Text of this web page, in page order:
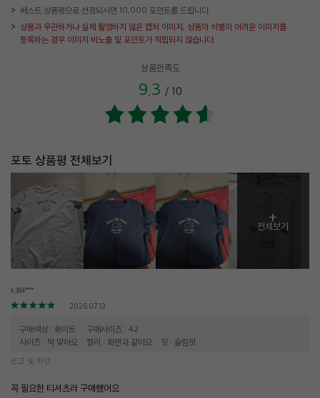
베스트 상품평으로 선정되시면 10,000 포인트를 드립니다.
상품과 무관하거나 실제 촬영하지 않은 캡쳐 이미지, 상품의 식별이 어려운 이미지를
등록하는 경우 이미지 비노출 및 포인트가 적립되지 않습니다.
상품만족도
9.3 / 10
포토 상품평 전체보기
+
전체보기
k384****
2026.07.13
구매색상 : 화이트
구매사이즈 : 42
사이즈 : 딱 맞아요
컬러 : 화면과 같아요 핏 : 슬림핏
신고 및 차단
꼭 필요한 티셔츠라 구매했어요